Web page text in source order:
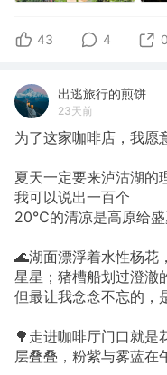
43 4 0
出逃旅行的煎饼
23天前
为了这家咖啡店，我愿
夏天一定要来泸沽湖的
我可以说出一百个
20℃的清凉是高原给盛
🌊湖面漂浮着水性杨花
星星；猪槽船划过澄澈
但最让我念念不忘的，
🌳走进咖啡厅门口就
层叠叠，粉紫与雾蓝在